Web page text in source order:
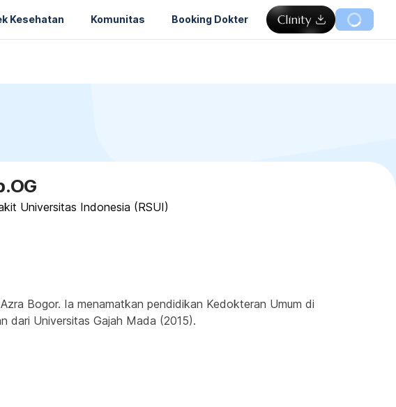
Kesehatan Komunitas Booking Dokter
Universitas Indonesia (RSUI)
Bogor. Ia menamatkan pendidikan Kedokteran Umum di
dari Universitas Gajah Mada (2015).